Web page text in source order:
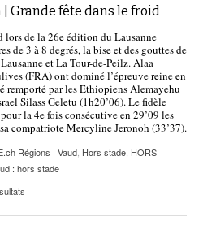
Grande fête dans le froid
de la 26e édition du Lausanne
de 3 à 8 degrés, la bise et des gouttes de
et La Tour-de-Peilz. Alaa
(FRA) ont dominé l’épreuve reine en
remporté par les Ethiopiens Alemayehu
Silass Geletu (1h20’06). Le fidèle
la 4e fois consécutive en 29’09 les
compatriote Mercyline Jeronoh (33’37).
Régions | Vaud, Hors stade, HORS
: hors stade